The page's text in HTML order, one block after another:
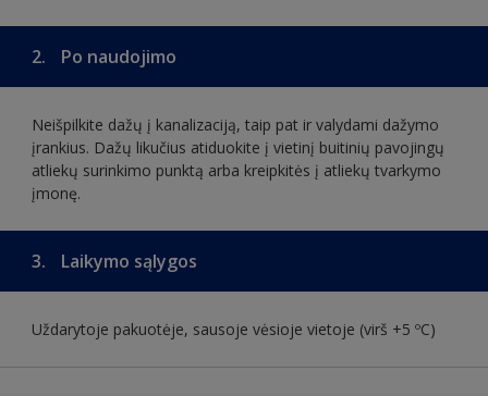
2. Po naudojimo
Neišpilkite dažų į kanalizaciją, taip pat ir valydami dažymo
įrankius. Dažų likučius atiduokite į vietinį buitinių pavojingų
atliekų surinkimo punktą arba kreipkitės į atliekų tvarkymo
įmonę.
3. Laikymo sąlygos
Uždarytoje pakuotėje, sausoje vėsioje vietoje (virš +5 ºC)